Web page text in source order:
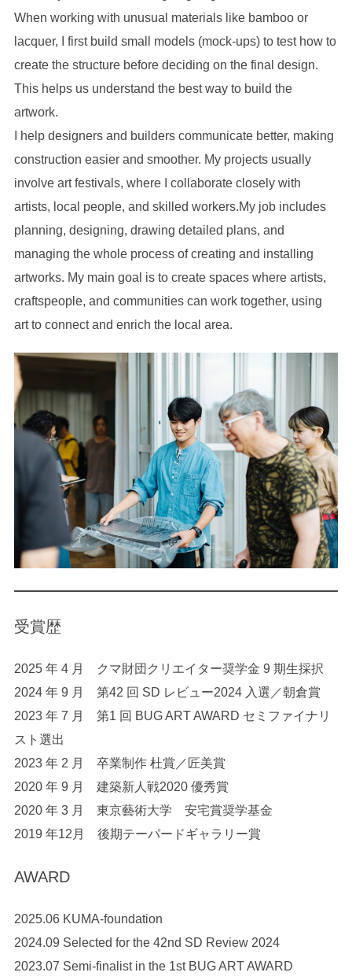
When working with unusual materials like bamboo or
lacquer, I first build small models (mock-ups) to test how to
create the structure before deciding on the final design.
This helps us understand the best way to build the
artwork.
I help designers and builders communicate better, making
construction easier and smoother. My projects usually
involve art festivals, where I collaborate closely with
artists, local people, and skilled workers.My job includes
planning, designing, drawing detailed plans, and
managing the whole process of creating and installing
artworks. My main goal is to create spaces where artists,
craftspeople, and communities can work together, using
art to connect and enrich the local area.
受賞歴
2025 年 4 月 クマ財団クリエイター奨学金 9 期生採択
2024 年 9 月 第42 回 SD レビュー2024 入選／朝倉賞
2023 年 7 月 第1 回 BUG ART AWARD セミファイナリ
スト選出
2023 年 2 月 卒業制作 杜賞／匠美賞
2020 年 9 月 建築新人戦2020 優秀賞
2020 年 3 月 東京藝術大学 安宅賞奨学基金
2019 年12月 後期テーパードギャラリー賞
AWARD
2025.06 KUMA-foundation
2024.09 Selected for the 42nd SD Review 2024​
2023.07 Semi-finalist in the 1st BUG ART AWARD​